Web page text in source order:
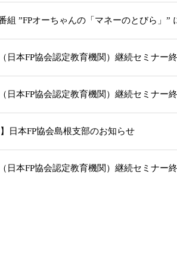
組 ”FPオーちゃんの「マネーのとびら」”
日本FP協会認定教育機関）継続セミナー
日本FP協会認定教育機関）継続セミナー
】日本FP協会島根支部のお知らせ
日本FP協会認定教育機関）継続セミナー